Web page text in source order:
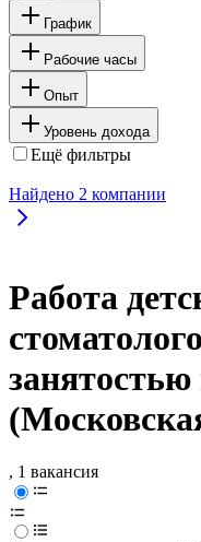
График
Рабочие часы
Опыт
Уровень дохода
Ещё фильтры
Найдено 2 компании
Работа
, 1 вакансия